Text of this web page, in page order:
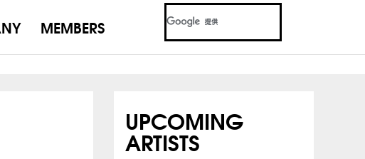
MEMBERS
UPCOMING
ARTISTS